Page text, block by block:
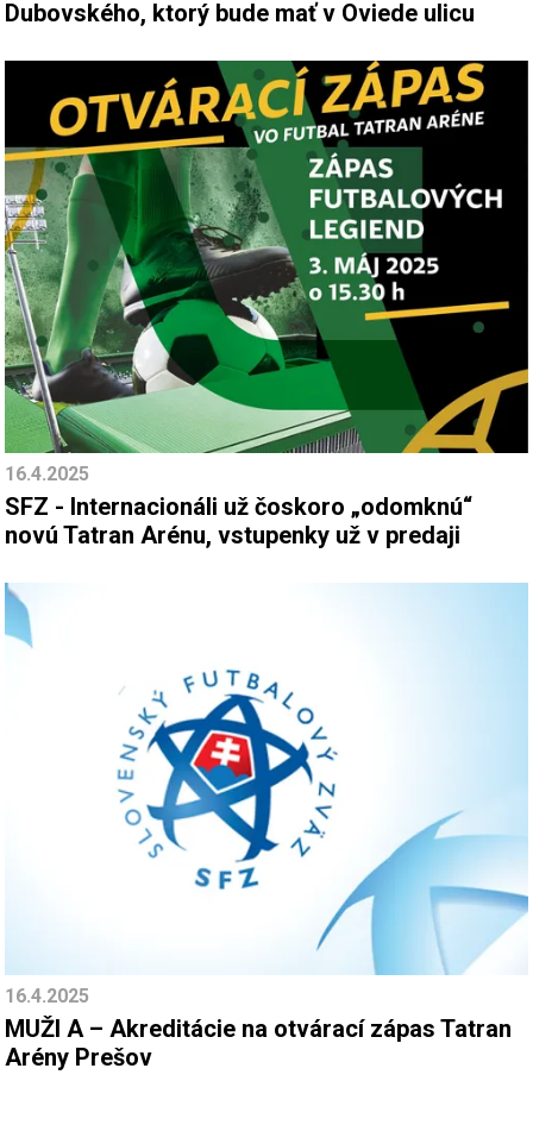
Dubovského, ktorý bude mať v Oviede ulicu
16.4.2025
SFZ - Internacionáli už čoskoro „odomknú“
novú Tatran Arénu, vstupenky už v predaji
16.4.2025
MUŽI A – Akreditácie na otvárací zápas Tatran
Arény Prešov